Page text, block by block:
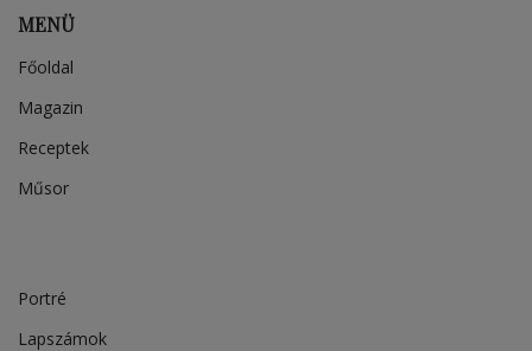
MENÜ
Főoldal
Magazin
Receptek
Műsor
Portré
Lapszámok